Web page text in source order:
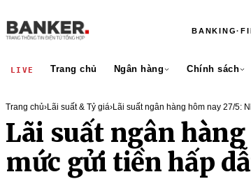
BANKING·
LIVE Trang chủ Ngân hàng Chính sách
Trang chủ›Lãi suất & Tỷ giá›Lãi suất ngân hàng hôm nay 27/5:
Lãi suất ngân
mức gửi tiền hấp